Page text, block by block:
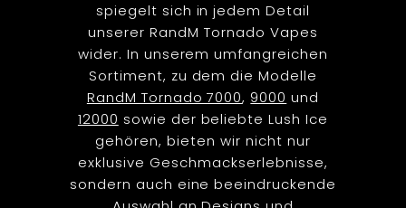
spiegelt sich in jedem Detail
unserer RandM Tornado Vapes
wider. In unserem umfangreichen
Sortiment, zu dem die Modelle
RandM Tornado 7000, 9000 und
12000 sowie der beliebte Lush Ice
gehören, bieten wir nicht nur
exklusive Geschmackserlebnisse,
sondern auch eine beeindruckende